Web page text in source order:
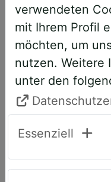
erleichtern,
umstrukturiert
entsprechend
Sie daher
wenn Sie
sehen, um
haben:
Klicken Sie
„LOGIN AWS+“.
verwendeten
mit Ihrem Profil
möchten, um
nutzen. Weitere
unter den
Essenziell